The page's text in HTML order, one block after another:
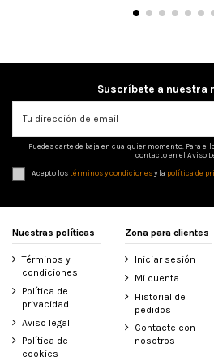
Suscríbete a nuestra
Puedes darte de baja en cualquier momento. Para
contacto en el Aviso
Acepto lostérminos y condicionesy la política de
Nuestras políticas
Términos y
condiciones
Política de
privacidad
Aviso legal
Política de
cookies
Zona para clientes
Iniciar sesión
Mi cuenta
Historial de
pedidos
Contacte con
nosotros